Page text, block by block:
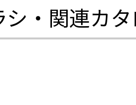
シ・関連カ